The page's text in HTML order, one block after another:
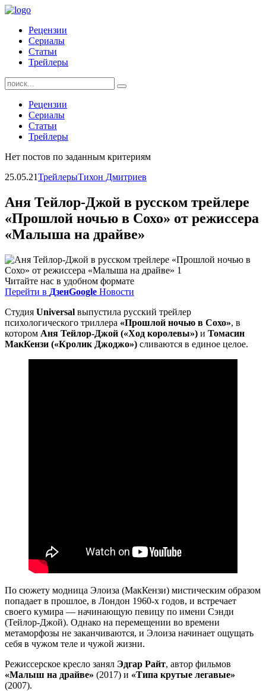
Skip
contentРецензии
Сериалы
Статьи
Трейлеры
Найти:
Рецензии
Сериалы
Статьи
Трейлеры
Нет постов по заданным критериям
25.05.21ТрейлерыТихон Дмитриев
Аня Тейлор-Джой в русском трейлере
«Прошлой ночью в Сохо» от режиссера
«Малыша на драйве»
Читайте нас в удобном формате
Перейти в ДзенGoogle Новости
Студия Universal выпустила русский трейлер
психологического триллера «Прошлой ночью в Сохо», в
котором Аня Тейлор-Джой («Ход королевы») и Томасин
МакКензи («Кролик Джоджо») сливаются в единое целое.
По сюжету модница Элоиза (МакКензи) мистическим образом
попадает в прошлое, в Лондон 1960-х годов, и встречает
своего кумира — начинающую певицу по имени Сэнди
(Тейлор-Джой). Однако на перемещении во времени
метаморфозы не заканчиваются, и Элоиза начинает ощущать
себя в чужом теле и чужой жизни.
Режиссерское кресло занял Эдгар Райт, автор фильмов
«Малыш на драйве» (2017) и «Типа крутые легавые»
(2007).